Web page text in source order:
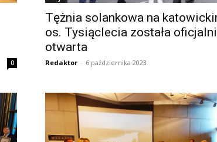
0
Tężnia solankowa na
os. Tysiąclecia została
otwarta
Redaktor - 6 października 2023